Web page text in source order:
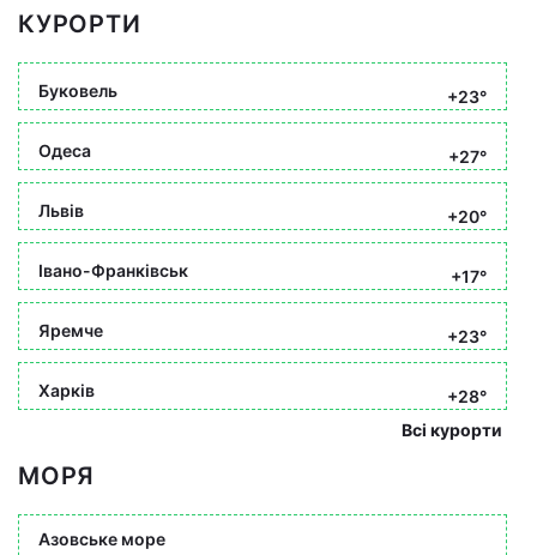
КУРОРТИ
Буковель +23°
Одеса +27°
Львів +20°
Івано-Франківськ +17°
Яремче +23°
Харків
+28°
Всі курорти
МОРЯ
Азовське море